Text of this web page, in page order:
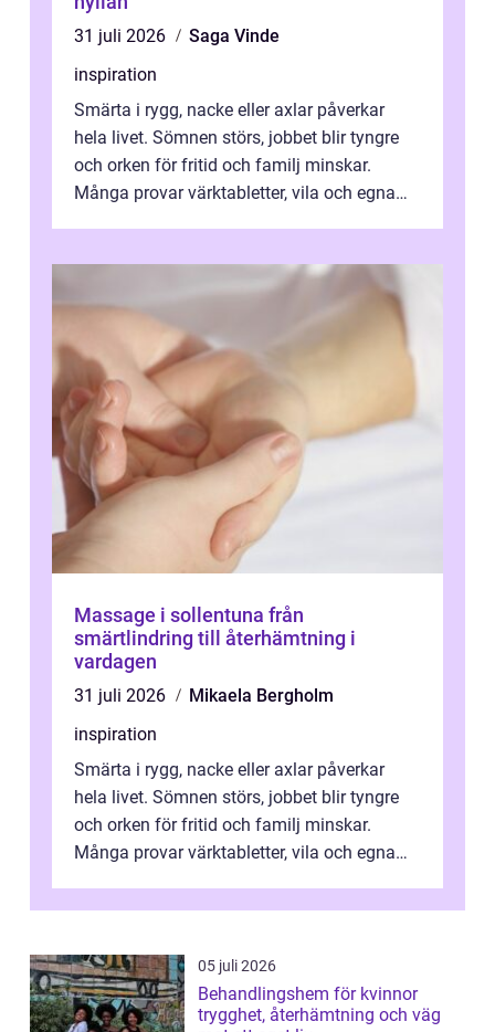
31 juli 2026
Saga Vinde
inspiration
Smärta i rygg, nacke eller axlar påverkar
hela livet. Sömnen störs, jobbet blir tyngre
och orken för fritid och familj minskar.
Många provar värktabletter, vila och egna
Massage i sollentuna från
smärtlindring till återhämtning i
vardagen
31 juli 2026
Mikaela Bergholm
inspiration
Smärta i rygg, nacke eller axlar påverkar
hela livet. Sömnen störs, jobbet blir tyngre
och orken för fritid och familj minskar.
Många provar värktabletter, vila och egna
05 juli 2026
Behandlingshem för kvinnor
trygghet, återhämtning och väg